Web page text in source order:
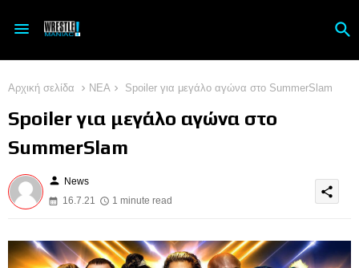
Αρχική σελίδα ΝΕΑ Spoiler για μεγάλο αγώνα στο SummerSlam
Spoiler για μεγάλο αγώνα στο
SummerSlam
person News
16.7.21
1 minute read
share